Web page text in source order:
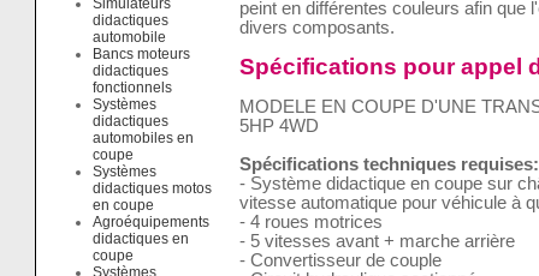
Simulateurs
didactiques
automobile
Bancs moteurs
didactiques
fonctionnels
Systèmes
didactiques
automobiles en
coupe
Systèmes
didactiques motos
en coupe
Agroéquipements
didactiques en
coupe
Systèmes
peint en différentes couleurs afin que
divers composants.
Spécifications pour appel
MODELE EN COUPE D'UNE
5HP 4WD
Spécifications techniques requises:
- Système didactique en coupe sur
vitesse automatique pour véhicule à
- 4 roues motrices
- 5 vitesses avant + marche arrière
- Convertisseur de couple